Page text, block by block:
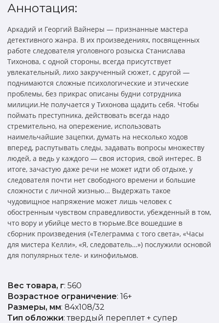
Аннотация:
Аркадий и Георгий Вайнеры — признанные мастера
детективного жанра. В их произведениях, посвященных
работе следователя уголовного розыска Станислава
Тихонова, с одной стороны, всегда присутствует
увлекательный, лихо закрученный сюжет, с другой —
поднимаются сложные психологические и этические
проблемы, без прикрас описаны будни сотрудника
милиции.Не получается у Тихонова щадить себя. Чтобы
поймать преступника, действовать всегда надо
стремительно, на опережение, использовать
наимельчайшие зацепки, думать на несколько ходов
вперед, распутывать следы, задавать вопросы множеству
людей, а ведь у каждого — своя история, свой интерес. В
итоге, зачастую даже речи не может идти об отдыхе, у
следователя почти нет свободного времени и большие
сложности с личной жизнью… Выдержать такое
чудовищное напряжение может лишь человек с
обостренным чувством справедливости, убежденный в том,
что вору и убийце место в тюрьме.Все вошедшие в
сборник произведения («Телеграмма с того света», «Часы
для мистера Келли», «Я, следователь…») послужили основой
для популярных теле- и кинофильмов.
Вес товара, г: 560
Возрастное ограничение: 16+
Размеры, мм: 84х108/32
Тип обложки: твердый переплет + супер